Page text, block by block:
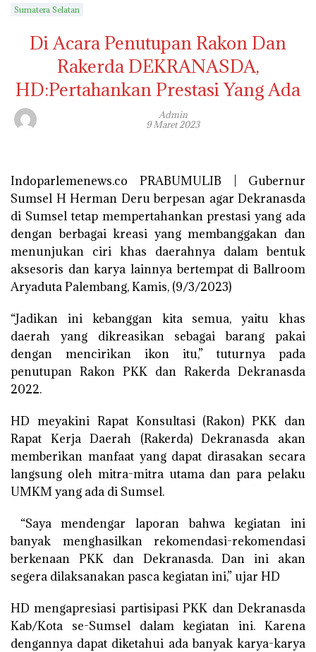
Sumatera Selatan
Di Acara Penutupan Rakon Dan
Rakerda DEKRANASDA,
HD:Pertahankan Prestasi Yang Ada
Admin
9 Maret 2023
Indoparlemenews.co PRABUMULIB | Gubernur
Sumsel H Herman Deru berpesan agar Dekranasda
di Sumsel tetap mempertahankan prestasi yang ada
dengan berbagai kreasi yang membanggakan dan
menunjukan ciri khas daerahnya dalam bentuk
aksesoris dan karya lainnya bertempat di Ballroom
Aryaduta Palembang, Kamis, (9/3/2023)
“Jadikan ini kebanggan kita semua, yaitu khas
daerah yang dikreasikan sebagai barang pakai
dengan mencirikan ikon itu,” tuturnya pada
penutupan Rakon PKK dan Rakerda Dekranasda
2022.
HD meyakini Rapat Konsultasi (Rakon) PKK dan
Rapat Kerja Daerah (Rakerda) Dekranasda akan
memberikan manfaat yang dapat dirasakan secara
langsung oleh mitra-mitra utama dan para pelaku
UMKM yang ada di Sumsel.
“Saya mendengar laporan bahwa kegiatan ini
banyak menghasilkan rekomendasi-rekomendasi
berkenaan PKK dan Dekranasda. Dan ini akan
segera dilaksanakan pasca kegiatan ini,” ujar HD
HD mengapresiasi partisipasi PKK dan Dekranasda
Kab/Kota se-Sumsel dalam kegiatan ini. Karena
dengannya dapat diketahui ada banyak karya-karya